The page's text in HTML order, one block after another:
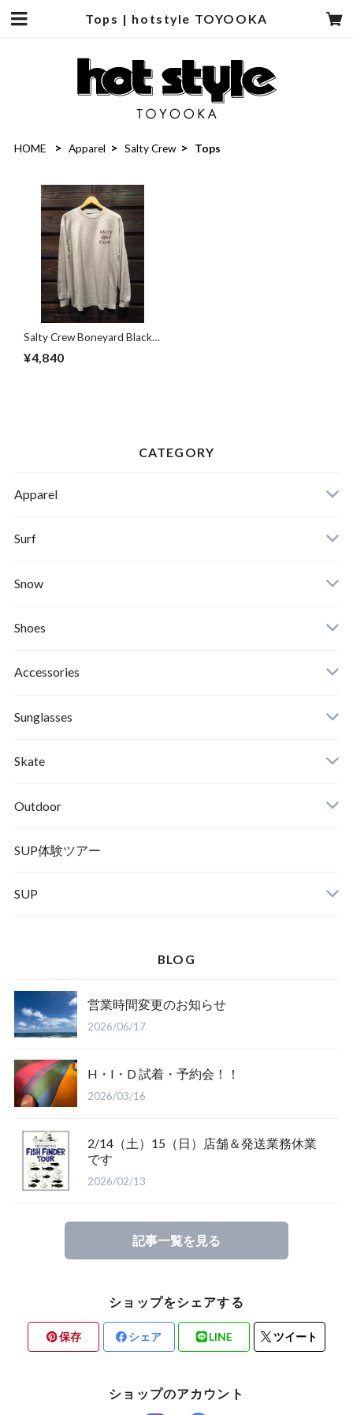
Tops | hotstyle TOYOOKA
HOME Apparel Salty Crew Tops
Salty Crew Boneyard Black
サイズ
¥4,840
CATEGORY
Apparel
Banks Journal
Critical Slide(TCSS)
Afends
Roial
RVCA
ACER
Turn Me On
KAYA
Salty Crew
Surf
Surfboards
Wetsuits,Rush Guard
Winter Goods
Snow
Board
Binding
Boots
Bc Gear
Goggle
Helmet
SOX
Glove
Shoes
Sandals
Shoes
Winter Shoes
Accessories
Other
Sunglasses
Skate
Outdoor
Norrona
SUP体験ツアー
SUP
BLOG
営業時間変更のお知らせ
2026/06/17
H・I・D 試着・予約会！！
2026/03/16
2/14（土）15（日）店舗＆発送業務休業
です
2026/02/13
記事一覧を見る
ショップをシェアする
保存 シェア LINE ツイート
ショップのアカウント